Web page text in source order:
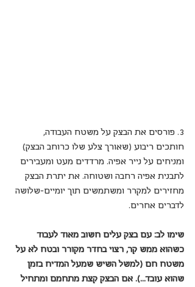
3. פורסים את הבצק על משטח העבודה,
חותכים ריבוע (שאורך צלע שלו כרוחב הבצק)
ומניחים על נייר אפיה. מרדדים מעט ומעבירים
לתבנית אפיה רחבה ושטוחה. את יתרת הבצק
מחזירים למקרר ומשתמשים תוך יומיים-שלושה
לדברים אחרים.
שימו לב: עם בצק עלים חשוב מאוד לעבוד
כשהוא ממש קר, רצוי בחדר מקורר ובטח לא על
משטח חם (למשל השיש שמעל המדיח בזמן
שהוא עובד...). אם הבצק קצת מתחמם ומתחיל